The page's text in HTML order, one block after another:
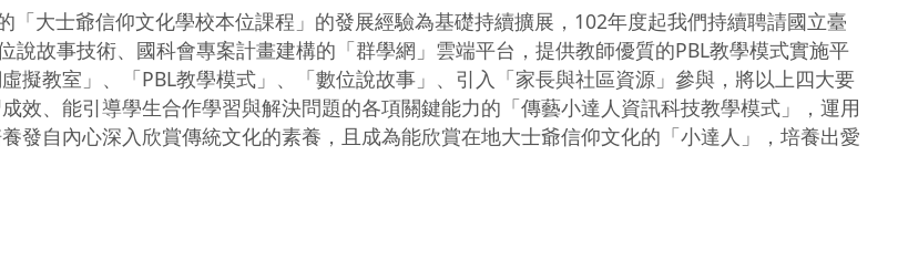
大士爺信仰文化學校本位課程」的發展經驗為基礎持續擴展，102年度起我們持續聘請國立臺
故事技術、國科會專案計畫建構的「群學網」雲端平台，提供教師優質的PBL教學模式實施平
擬教室」、「PBL教學模式」、「數位說故事」、引入「家長與社區資源」參與，將以上四大要
效、能引導學生合作學習與解決問題的各項關鍵能力的「傳藝小達人資訊科技教學模式」，運用
發自內心深入欣賞傳統文化的素養，且成為能欣賞在地大士爺信仰文化的「小達人」，培養出愛